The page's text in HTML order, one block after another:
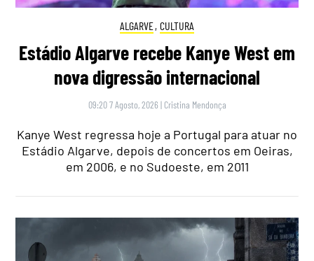
ALGARVE, CULTURA
Estádio Algarve recebe Kanye West em
nova digressão internacional
09:20 7 Agosto, 2026 | Cristina Mendonça
Kanye West regressa hoje a Portugal para atuar no
Estádio Algarve, depois de concertos em Oeiras,
em 2006, e no Sudoeste, em 2011